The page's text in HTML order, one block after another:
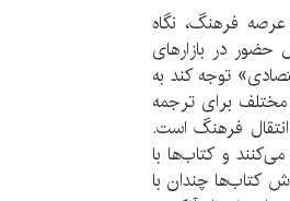
فرهنگ، نگاه
حضور در بازار‌های
توجه کند به
مختلف برای ترجمه
انتقال فرهنگ است.
و کتاب‌ها با
کتاب‌‌ها چندان با